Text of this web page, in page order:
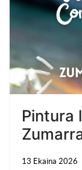
Pintura
13 Ekaina 2026